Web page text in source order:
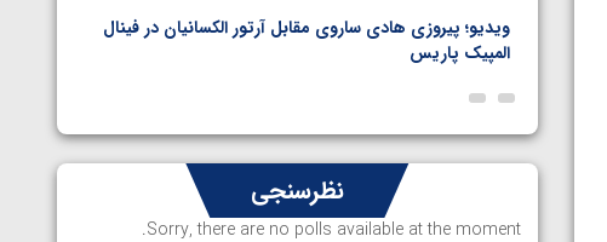
ویدیو؛ پیروزی هادی ساروی مقابل آرتور الکسانیان در فینال
المپیک پاریس
نظرسنجی
Sorry, there are no polls available at the moment.